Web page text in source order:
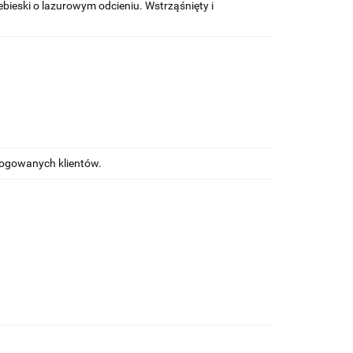
o lazurowym odcieniu. Wstrząśnięty i
klientów.